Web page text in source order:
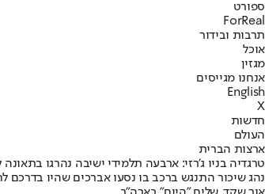
ספורט
ForReal
תרבות ובידור
אוכל
מגזין
אנחנו מגייסים
English
X
חדשות
העולם
ארצות הברית
טרגדיה בניו ג’רזי: ארבעה תלמידי ישיבה נהרגו
נהג שיכור התנגש ברכב בו נסעו אברכים שהיו בדרכם